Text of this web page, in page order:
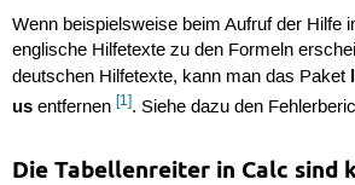
Wenn beispielsweise beim Aufruf der Hilfe
englische Hilfetexte zu den Formeln
deutschen Hilfetexte, kann man das Paket
usentfernen [1]. Siehe dazu den
Die Tabellenreiter in Calc sind